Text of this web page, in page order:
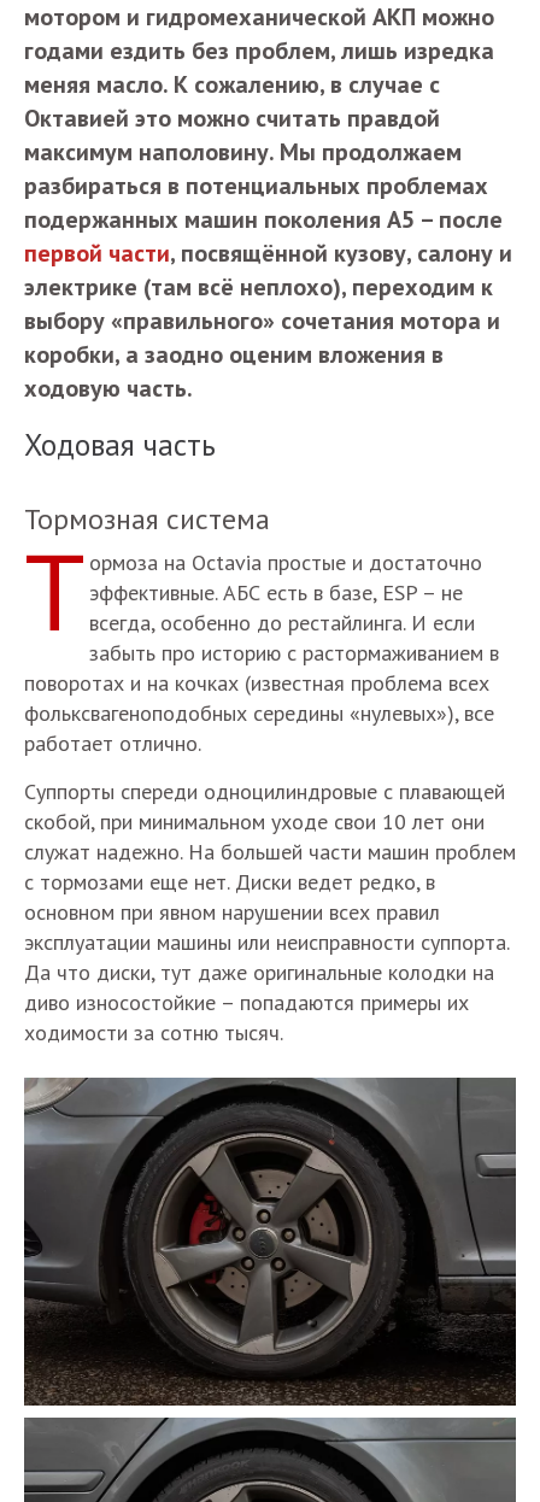
мотором и гидромеханической АКП можно
годами ездить без проблем, лишь изредка
меняя масло. К сожалению, в случае с
Октавией это можно считать правдой
максимум наполовину. Мы продолжаем
разбираться в потенциальных проблемах
подержанных машин поколения А5 – после
первой части, посвящённой кузову, салону и
электрике (там всё неплохо), переходим к
выбору «правильного» сочетания мотора и
коробки, а заодно оценим вложения в
ходовую часть.
Ходовая часть
Тормозная система
Т ормоза на Octavia простые и достаточно
эффективные. АБС есть в базе, ESP – не
всегда, особенно до рестайлинга. И если
забыть про историю с растормаживанием в
поворотах и на кочках (известная проблема всех
фольксвагеноподобных середины «нулевых»), все
работает отлично.
Суппорты спереди одноцилиндровые с плавающей
скобой, при минимальном уходе свои 10 лет они
служат надежно. На большей части машин проблем
с тормозами еще нет. Диски ведет редко, в
основном при явном нарушении всех правил
эксплуатации машины или неисправности суппорта.
Да что диски, тут даже оригинальные колодки на
диво износостойкие – попадаются примеры их
ходимости за сотню тысяч.